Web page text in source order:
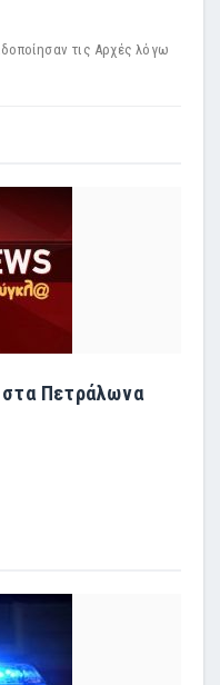
τις Αρχές λόγω
στα Πετράλωνα